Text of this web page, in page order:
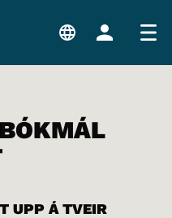
UPP Á TVEIR